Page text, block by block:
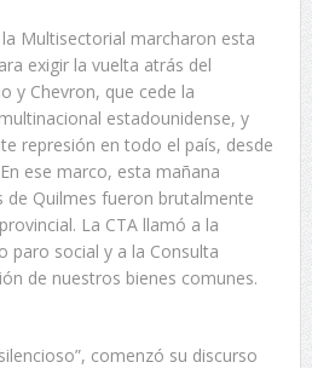
Multisectorial marcharon esta
exigir la vuelta atrás del
y Chevron, que cede la
estadounidense, y
represión en todo el país, desde
ese marco, esta mañana
de Quilmes fueron brutalmente
La CTA llamó a la
paro social y a la Consulta
de nuestros bienes comunes.
comenzó su discurso